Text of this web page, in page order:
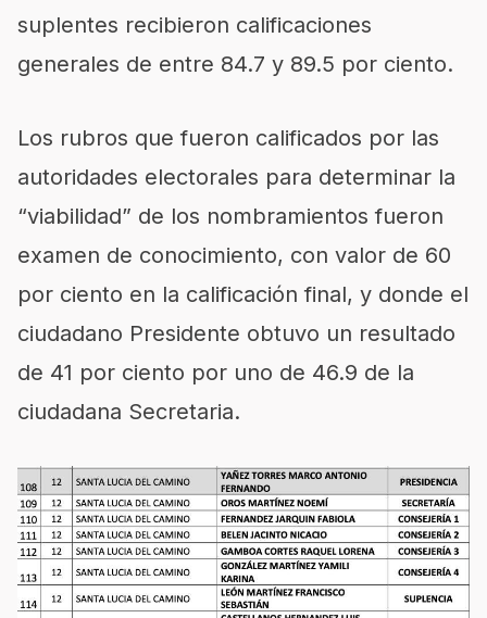
suplentes recibieron calificaciones
generales de entre 84.7 y 89.5 por ciento.
Los rubros que fueron calificados por las
autoridades electorales para determinar la
“viabilidad” de los nombramientos fueron
examen de conocimiento, con valor de 60
por ciento en la calificación final, y donde el
ciudadano Presidente obtuvo un resultado
de 41 por ciento por uno de 46.9 de la
ciudadana Secretaria.